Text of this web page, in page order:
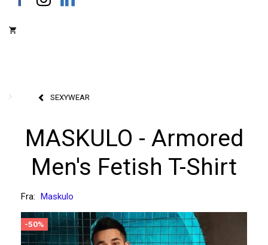
SEXYWEAR
MASKULO - Armored
Men's Fetish T-Shirt
Fra: Maskulo
-50%